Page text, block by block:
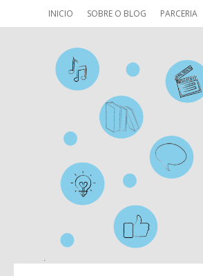
INICIO SOBRE O BLOG PARCERIA